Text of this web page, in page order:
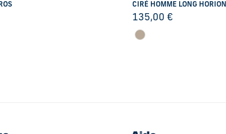
CIRÉ HOMME LONG HORION
135,00 €